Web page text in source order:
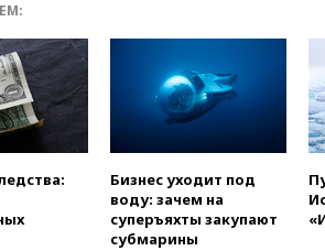
Бизнес уходит под
воду: зачем на
суперъяхты закупают
субмарины